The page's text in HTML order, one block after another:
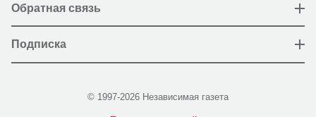
Обратная связь
Подписка
© 1997-2026 Независимая газета